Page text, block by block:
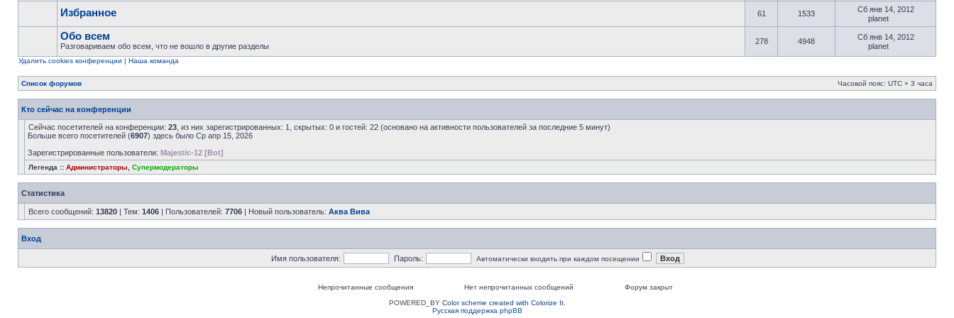
Избранное 61 1533
Сб янв 14, 2012
planet
Обо всем
Разговариваем обо всем, что не вошло в другие разделы
278 4948
Сб янв 14, 2012
planet
Удалить cookies конференции | Наша команда
Список форумов Часовой пояс: UTC + 3 часа
Кто сейчас на конференции
Сейчас посетителей на конференции: 23 , из них зарегистрированных: 1, скрытых: 0 и гостей: 22 (основано на активности пользователей за последние 5 минут)
Больше всего посетителей (6907) здесь было Ср апр 15, 2026
Зарегистрированные пользователи: Majestic-12 [Bot]
Легенда :: Администраторы Супермодераторы
Статистика
Всего сообщений: 13820 | Тем: 1406 | Пользователей: 7706 | Новый пользователь: Аква Вива
Вход
Имя пользователя: Пароль: Автоматически входить при каждом посещении
Непрочитанные сообщения Нет непрочитанных сообщений
Форум закрыт
POWERED_BY Color scheme created with Colorize It.
Русская поддержка phpBB